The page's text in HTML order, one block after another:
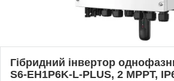
Гібридний інвертор
S6-EH1P6K-L-PLUS, 2 MPPT,